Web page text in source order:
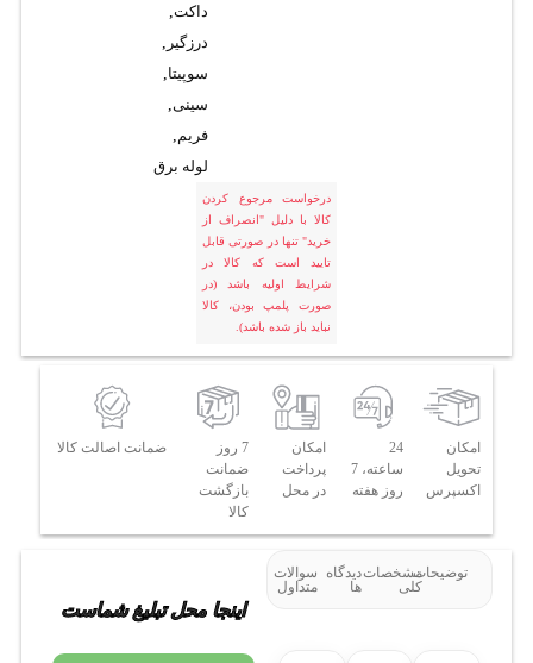
داکت,
درزگیر ,
سوپیتا,
سینی,
فریم,
لوله برق
درخواست مرجوع کردن
کالا با دلیل "انصراف از
خرید" تنها در صورتی قابل
تایید است که کالا در
شرایط اولیه باشد (در
صورت پلمپ بودن، کالا
نباید باز شده باشد).
امکان
تحویل
اکسپرس
24
ساعته، 7
روز هفته
امکان
پرداخت
در محل
7 روز
ضمانت
بازگشت
کالا
ضمانت اصالت کالا
توضیحاتمشخصات
کلی
دیدگاه
ها
سوالات
متداول
اینجا محل تبلیغ شماست